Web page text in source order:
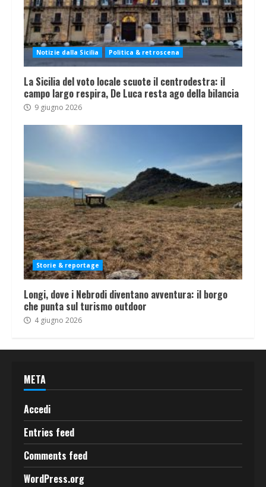
Notizie dalla Sicilia Politica & retroscena
La Sicilia del voto locale scuote il centrodestra: il
campo largo respira, De Luca resta ago della bilancia
9 giugno 2026
Storie & reportage
Longi, dove i Nebrodi diventano avventura: il borgo
che punta sul turismo outdoor
4 giugno 2026
META
Accedi
Entries feed
Comments feed
WordPress.org